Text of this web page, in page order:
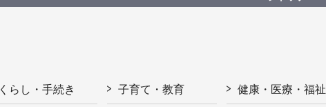
くらし・手続き 子育て・教育 健康・医療・福祉